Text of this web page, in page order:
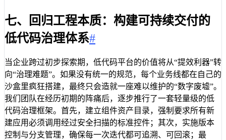
七、回归工程本质：构建可持续交付的
低代码治理体系#
当企业跨过初步探索期，低代码平台的价值将从“提效利器”转
向“治理难题”。如果没有统一的规范，每个业务线都在自己的
沙盒里疯狂搭建，最终只会造就一座难以维护的“数字废墟”。
我们团队在经历初期的阵痛后，逐步推行了一套轻量级的低
代码治理框架。首先，建立组件资产目录，强制要求所有新
建应用必须调用经过安全扫描的标准控件；其次，实施版本
控制与分支管理，确保每一次迭代都可追溯、可回滚；最